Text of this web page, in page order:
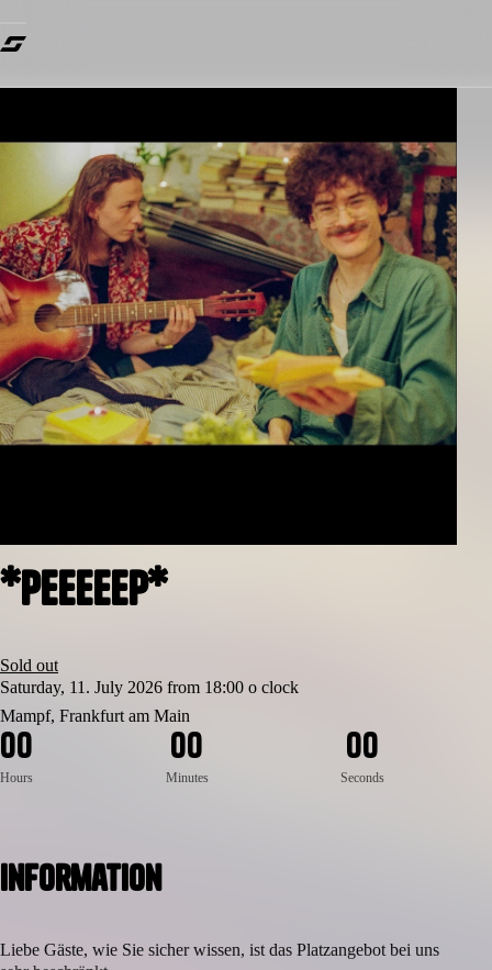
*Peeeeep*
Sold out
Saturday, 11. July 2026 from 18:00 o clock
Mampf, Frankfurt am Main
00
Hours
00
Minutes
00
Seconds
Information
Liebe Gäste, wie Sie sicher wissen, ist das Platzangebot bei uns